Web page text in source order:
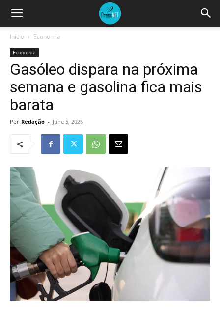
Início Economia
Economia
Gasóleo dispara na próxima
semana e gasolina fica mais
barata
Por Redação - June 5, 2026